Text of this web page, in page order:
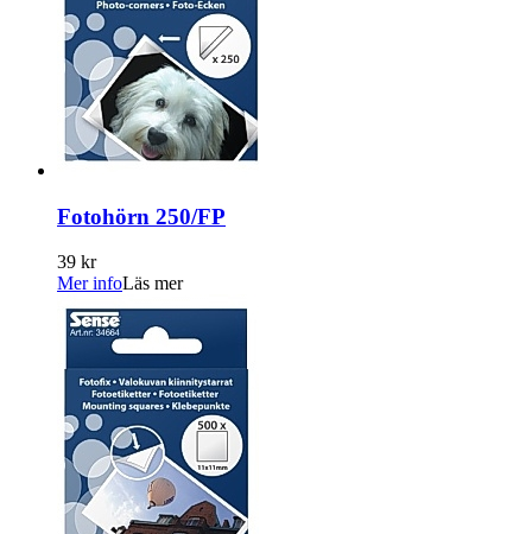
Fotohörn 250/FP
39 kr
Mer infoLäs mer